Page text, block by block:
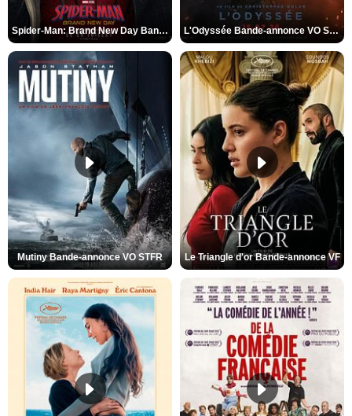
Spider-Man: Brand New Day Bande-annonce VO STFR L'Odyssée Bande-annonce VO STFR
Mutiny Bande-annonce VO STFR Le Triangle d'or Bande-annonce VF